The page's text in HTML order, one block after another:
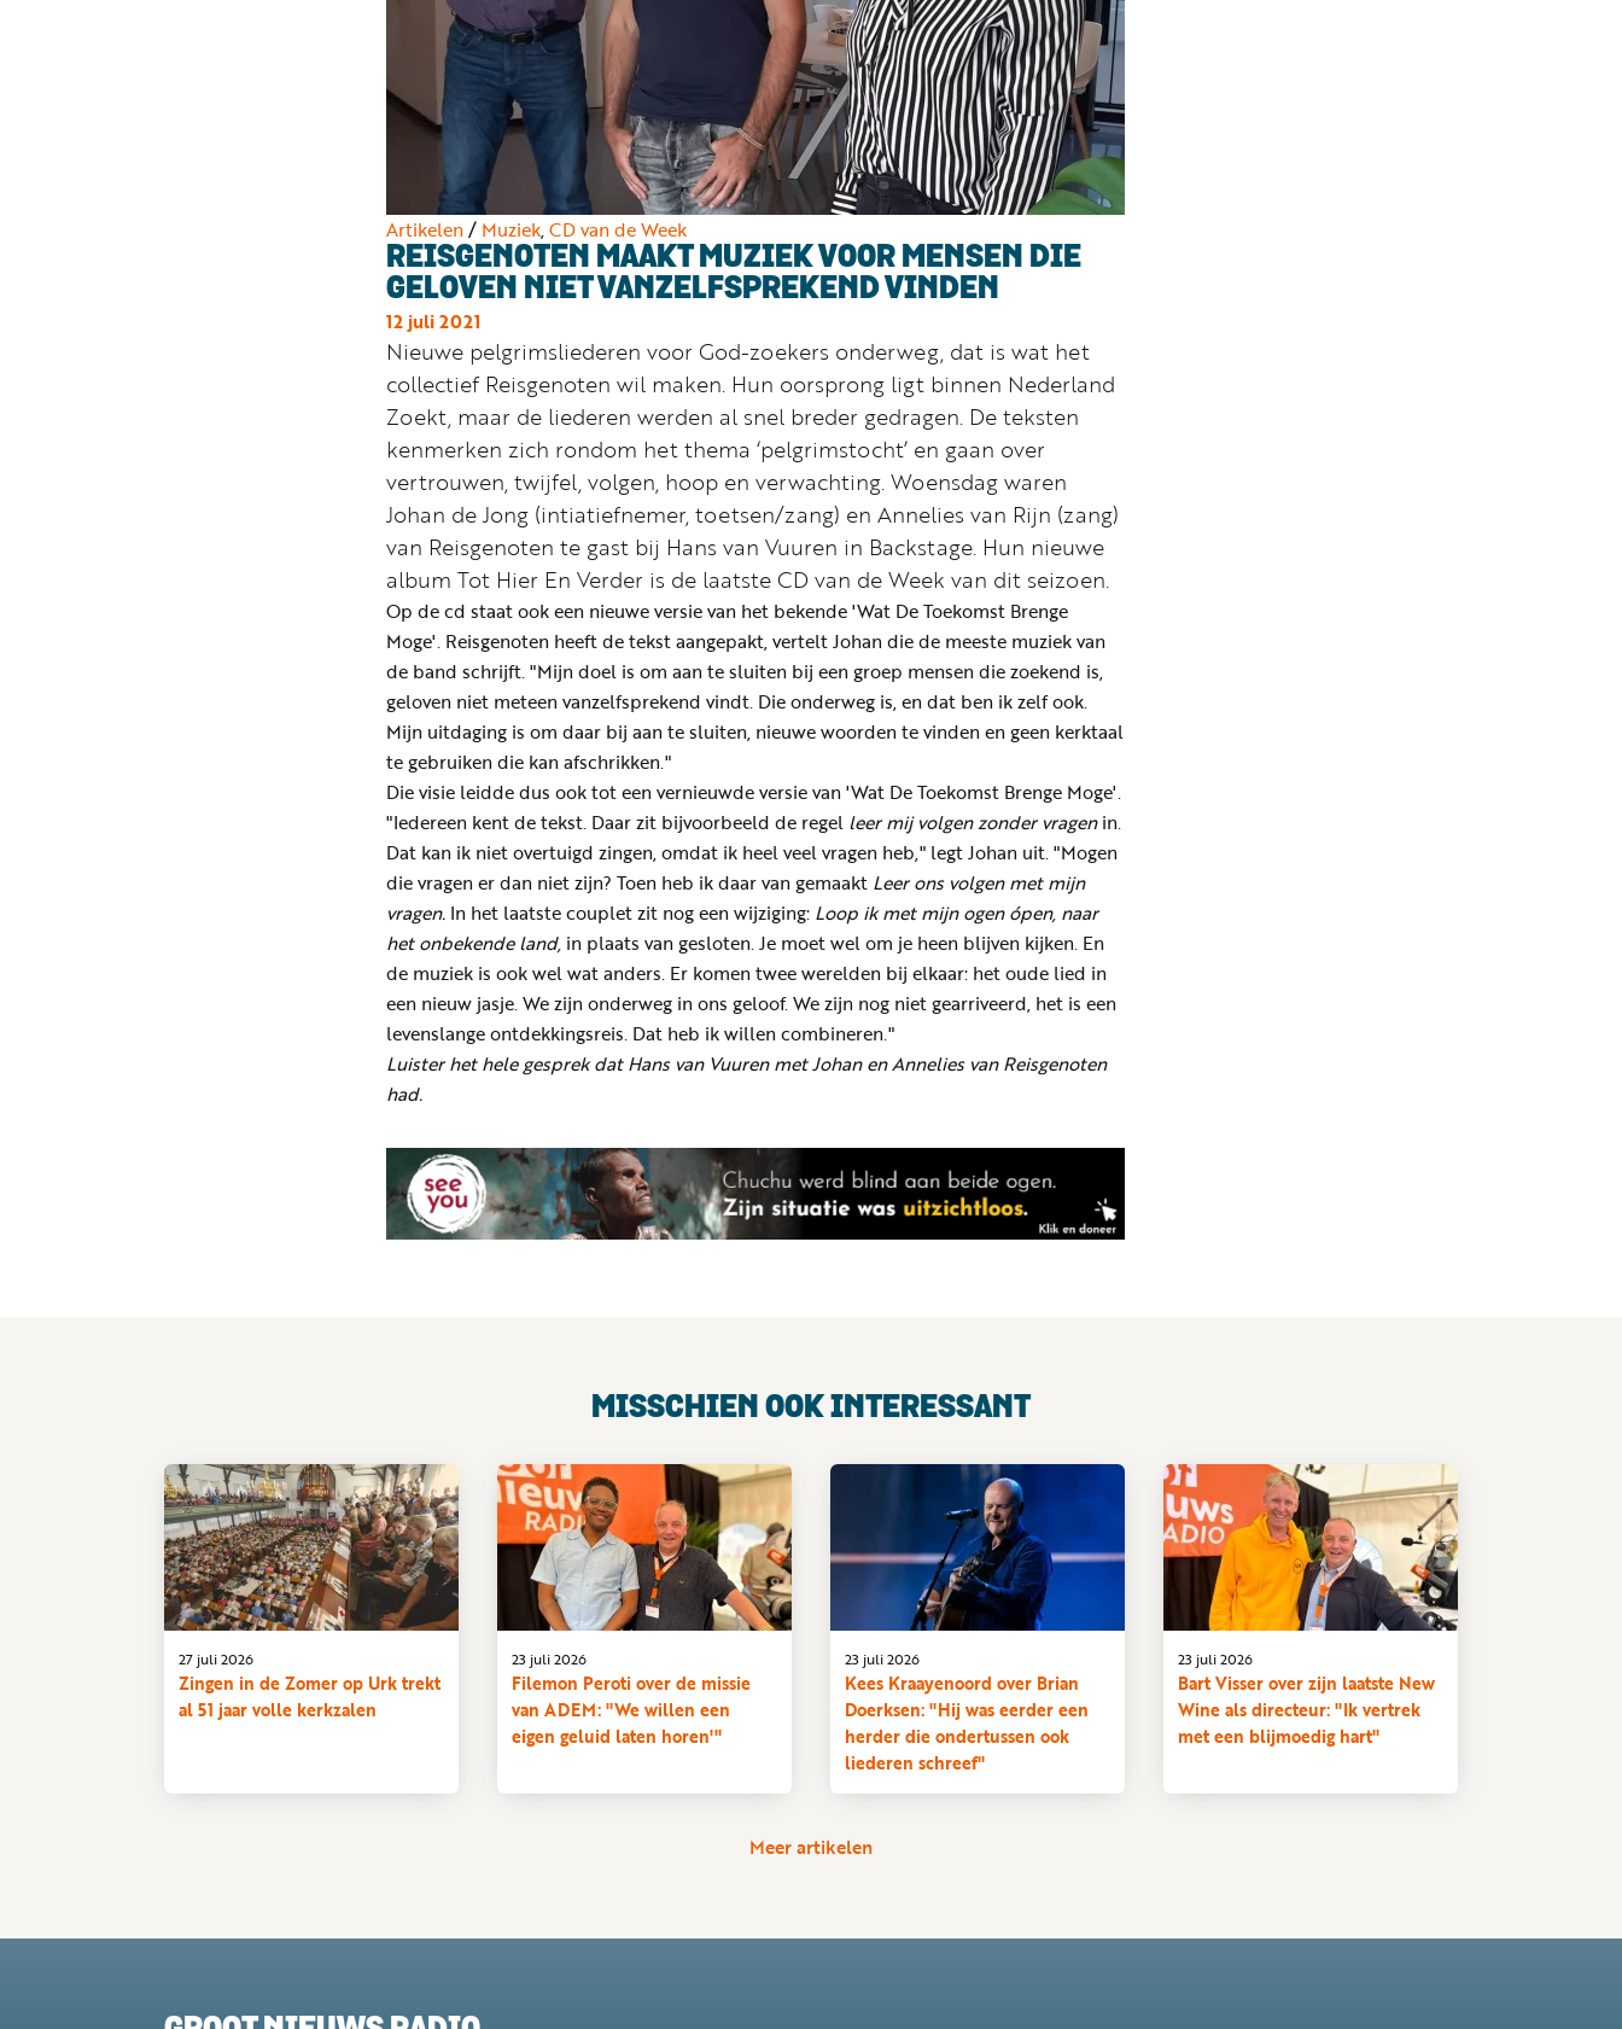
Artikelen/ Muziek,CD van de Week
REISGENOTEN MAAKT MUZIEK VOOR MENSEN DIE
GELOVEN NIET VANZELFSPREKEND VINDEN
12 juli 2021
Nieuwe pelgrimsliederen voor God-zoekers onderweg, dat is wat het
collectief Reisgenoten wil maken. Hun oorsprong ligt binnen Nederland
Zoekt, maar de liederen werden al snel breder gedragen. De teksten
kenmerken zich rondom het thema ‘pelgrimstocht’ en gaan over
vertrouwen, twijfel, volgen, hoop en verwachting. Woensdag waren
Johan de Jong (intiatiefnemer, toetsen/zang) en Annelies van Rijn (zang)
van Reisgenoten te gast bij Hans van Vuuren in Backstage. Hun nieuwe
album Tot Hier En Verder is de laatste CD van de Week van dit seizoen.
Op de cd staat ook een nieuwe versie van het bekende 'Wat De Toekomst Brenge
Moge'. Reisgenoten heeft de tekst aangepakt, vertelt Johan die de meeste muziek van
de band schrijft. "Mijn doel is om aan te sluiten bij een groep mensen die zoekend is,
geloven niet meteen vanzelfsprekend vindt. Die onderweg is, en dat ben ik zelf ook.
Mijn uitdaging is om daar bij aan te sluiten, nieuwe woorden te vinden en geen kerktaal
te gebruiken die kan afschrikken."
Die visie leidde dus ook tot een vernieuwde versie van 'Wat De Toekomst Brenge Moge'.
"Iedereen kent de tekst. Daar zit bijvoorbeeld de regel leer mij volgen zonder vragenin.
Dat kan ik niet overtuigd zingen, omdat ik heel veel vragen heb," legt Johan uit. "Mogen
die vragen er dan niet zijn? Toen heb ik daar van gemaakt Leer ons volgen met mijn
vragen. In het laatste couplet zit nog een wijziging: Loop ik met mijn ogen ópen, naar
het onbekende land, in plaats van gesloten. Je moet wel om je heen blijven kijken. En
de muziek is ook wel wat anders. Er komen twee werelden bij elkaar: het oude lied in
een nieuw jasje. We zijn onderweg in ons geloof. We zijn nog niet gearriveerd, het is een
levenslange ontdekkingsreis. Dat heb ik willen combineren."
Luister het hele gesprek dat Hans van Vuuren met Johan en Annelies van Reisgenoten
had.
MISSCHIEN OOK INTERESSANT
Zingen in de Zomer op Urk trekt
al 51 jaar volle kerkzalen
27 juli 2026
Filemon Peroti over de missie
van ADEM: "We willen een
eigen geluid laten horen'"
23 juli 2026
Kees Kraayenoord over Brian
Doerksen: "Hij was eerder een
herder die ondertussen ook
liederen schreef"
23 juli 2026
Bart Visser over zijn laatste New
Wine als directeur: "Ik vertrek
met een blijmoedig hart"
23 juli 2026
Meer artikelen